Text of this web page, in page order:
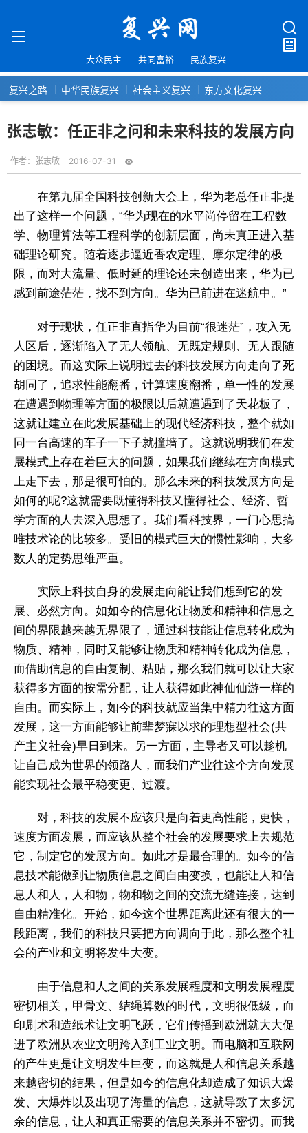
大众民主 共同富裕 民族复兴
复兴之路 中华民族复兴 社会主义复兴 东方文化复兴
张志敏：任正非之问和未来科技的发展方向
作者： 张志敏 2016-07-31
在第九届全国科技创新大会上，华为老总任正非提
出了这样一个问题，“华为现在的水平尚停留在工程数
学、物理算法等工程科学的创新层面，尚未真正进入基
础理论研究。随着逐步逼近香农定理、摩尔定律的极
限，而对大流量、低时延的理论还未创造出来，华为已
感到前途茫茫，找不到方向。华为已前进在迷航中。”
对于现状，任正非直指华为目前“很迷茫”，攻入无
人区后，逐渐陷入了无人领航、无既定规则、无人跟随
的困境。而这实际上说明过去的科技发展方向走向了死
胡同了，追求性能翻番，计算速度翻番，单一性的发展
在遭遇到物理等方面的极限以后就遭遇到了天花板了，
这就让建立在此发展基础上的现代经济科技，整个就如
同一台高速的车子一下子就撞墙了。这就说明我们在发
展模式上存在着巨大的问题，如果我们继续在方向模式
上走下去，那是很可怕的。那么未来的科技发展方向是
如何的呢?这就需要既懂得科技又懂得社会、经济、哲
学方面的人去深入思想了。我们看科技界，一门心思搞
唯技术论的比较多。受旧的模式巨大的惯性影响，大多
数人的定势思维严重。
实际上科技自身的发展走向能让我们想到它的发
展、必然方向。如如今的信息化让物质和精神和信息之
间的界限越来越无界限了，通过科技能让信息转化成为
物质、精神，同时又能够让物质和精神转化成为信息，
而借助信息的自由复制、粘贴，那么我们就可以让大家
获得多方面的按需分配，让人获得如此神仙仙游一样的
自由。而实际上，如今的科技就应当集中精力往这方面
发展，这一方面能够让前辈梦寐以求的理想型社会(共
产主义社会)早日到来。另一方面，主导者又可以趁机
让自己成为世界的领路人，而我们产业往这个方向发展
能实现社会最平稳变更、过渡。
对，科技的发展不应该只是向着更高性能，更快，
速度方面发展，而应该从整个社会的发展要求上去规范
它，制定它的发展方向。如此才是最合理的。如今的信
息技术能做到让物质信息之间自由变换，也能让人和信
息人和人，人和物，物和物之间的交流无缝连接，达到
自由精准化。开始，如今这个世界距离此还有很大的一
段距离，我们的科技只要把方向调向于此，那么整个社
会的产业和文明将发生大变。
由于信息和人之间的关系发展程度和文明发展程度
密切相关，甲骨文、结绳算数的时代，文明很低级，而
印刷术和造纸术让文明飞跃，它们传播到欧洲就大大促
进了欧洲从农业文明跨入到工业文明。而电脑和互联网
的产生更是让文明发生巨变，而这就是人和信息关系越
来越密切的结果，但是如今的信息化却造成了知识大爆
发、大爆炸以及出现了海量的信息，这就导致了太多沉
余的信息，让人和真正需要的信息关系并不密切。而我